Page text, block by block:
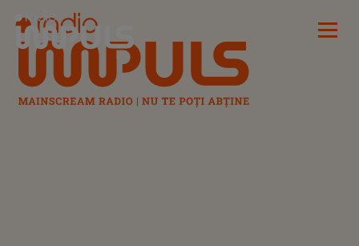
Radio Impuls